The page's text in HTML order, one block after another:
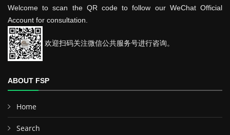
Welcome to scan the QR code to follow our WeChat Official
Account for consultation.
欢迎扫码关注微信公共服务号进行咨询。
ABOUT FSP
Home
Search